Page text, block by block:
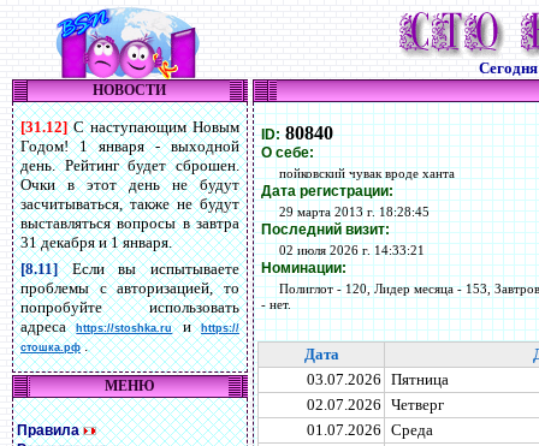
НОВОСТИ
[31.12]С наступающим Новым
Годом! 1 января - выходной
день. Рейтинг будет сброшен.
Очки в этот день не будут
засчитываться, также не будут
выставляться вопросы в завтра
31 декабря и 1 января.
[8.11]Если вы испытываете
проблемы с авторизацией, то
попробуйте использовать
адресаhttps://stoshka.ruиhttps://
стошка.рф.
МЕНЮ
Правила
ID: 80840
О себе:
пойковский чувак вроде ханта
Дата регистрации:
29 марта 2013 г. 18:28:45
Последний визит:
02 июля 2026 г. 14:33:21
Номинации:
Полиглот - 120, Лидер месяца - 153,
- нет.
Дата
03.07.2026 Пятница
02.07.2026 Четверг
01.07.2026 Среда